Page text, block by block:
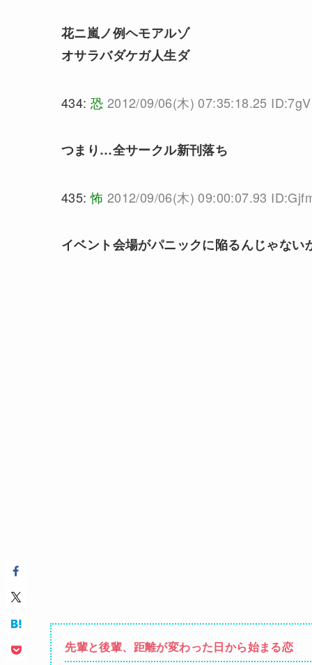
花ニ嵐ノ例ヘモアルゾ
オサラバダケガ人生ダ
434: 恐 2012/09/06(木) 07:35:18.25
つまり…全サークル新刊落ち
435:怖 2012/09/06(木) 09:00:07.93
イベント会場がパニックに陥るんじゃない
先輩と後輩、距離が変わった日から始まる恋